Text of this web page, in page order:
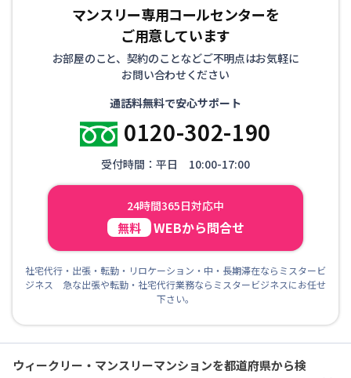
マンスリー専用コールセンターを
ご用意しています
お部屋のこと、契約のことなどご不明点はお気軽に
お問い合わせください
通話料無料で安心サポート
0120-302-190
受付時間：平日 10:00-17:00
24時間365日対応中
無料 WEBから問合せ
社宅代行・出張・転勤・リロケーション・中・長期滞在ならミスタービ
ジネス 急な出張や転勤・社宅代行業務ならミスタービジネスにお任せ
下さい。
ウィークリー・マンスリーマンションを都道府県から検